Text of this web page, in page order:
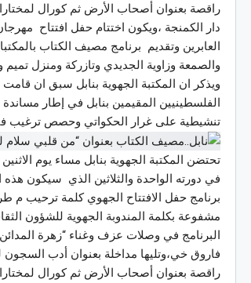
راقصة بعنوان أصحاب الأرض ثم كورال
دار الكمنجة ،ويكون اختتام حفل افتتاح
العابرين وتقديم برنامج مصيف الكتاب
والصمعة وزاوية الجديدي وتازركة ومنزل
ويذكر ان المكتبة الجهوية بنابل سبق ان
الفلسطينيين المقيمين بنابل في إطار
تنشيطية على غرار الحكواتي وحصص ترغيب
في دورته الواحدة والثلاثين الذي سيكون
برنامج حفل الافتتاح الجهوي كلمة ترحيب م
مشفوعة بكلمة المندوبة الجهوية للشؤون
البرنامج في وصلات عزف وغناء “زهرة المدائن
فاروق خي،وتليها مداخلة بعنوان أدب
راقصة بعنوان أصحاب الأرض ثم كورال